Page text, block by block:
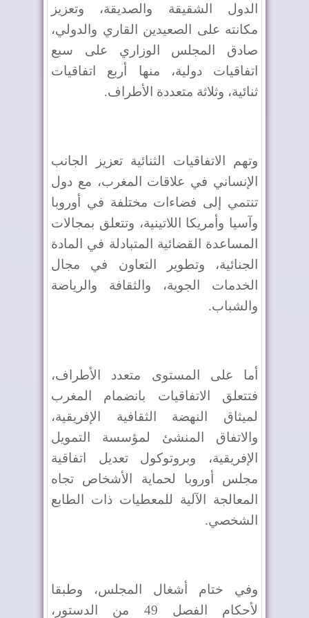
الدول الشقيقة والصديقة، وتعزيز
مكانته على الصعيدين القاري والدولي،
صادق المجلس الوزاري على سبع
اتفاقيات دولية، منها أربع اتفاقيات
ثنائية، وثلاثة متعددة الأطراف.
وتهم الاتفاقيات الثنائية تعزيز الجانب
الإنساني في علاقات المغرب، مع دول
تنتمي إلى فضاءات مختلفة في أوروبا
وآسيا وأمريكا اللاتينية، وتتعلق بمجالات
المساعدة القضائية المتبادلة في المادة
الجنائية، وتطوير التعاون في مجال
الخدمات الجوية، والثقافة والرياضة
والشباب.
أما على المستوى متعدد الأطراف،
فتتعلق الاتفاقيات بانضمام المغرب
لميثاق النهضة الثقافية الإفريقية،
والاتفاق المنشئ لمؤسسة التمويل
الإفريقية، وبروتوكول تعديل اتفاقية
مجلس أوروبا لحماية الأشخاص تجاه
المعالجة الآلية للمعطيات ذات الطابع
الشخصي.
وفي ختام أشغال المجلس، وطبقا
لأحكام الفصل 49 من الدستور،